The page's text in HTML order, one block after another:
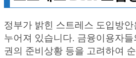
정부가 밝힌 스트레스 도입방
누어져 있습니다. 금융이용자
권의 준비상황 등을 고려하여